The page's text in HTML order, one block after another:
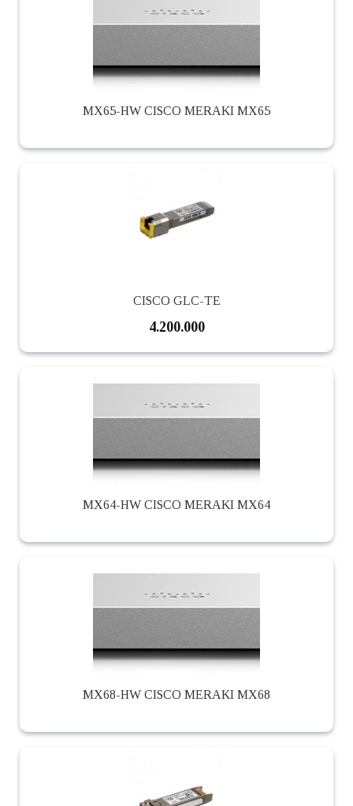
MX65-HW CISCO MERAKI MX65
CISCO GLC-TE
4.200.000
MX64-HW CISCO MERAKI MX64
MX68-HW CISCO MERAKI MX68